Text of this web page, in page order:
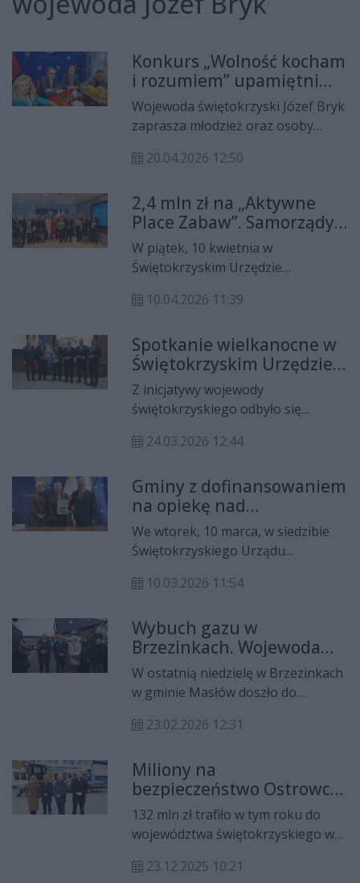
Konkurs „Wolność kocham
i rozumiem” upamiętni
wybory z 4 czerwca 1989
roku
Wojewoda świętokrzyski Józef Bryk
zaprasza młodzież oraz osoby
literacko-dziennikarskim „Wolność
na celu upamiętnienie
przełomowych wydarzeń z 4
czerwca 1989 roku – częściowo
wolnych wyborów
parlamentarnych, które
zapoczątkowały przemiany
20.04.2026 12:50
2,4 mln zł na „Aktywne
Place Zabaw”. Samorządy
podpisują umowy
W piątek, 10 kwietnia w
Świętokrzyskim Urzędzie
podpisanie umów w ramach
Place Zabaw”. Dokumenty
sygnował wojewoda Józef Bryk w
obecności przedstawicieli
samorządów.
10.04.2026 11:39
Spotkanie wielkanocne w
Świętokrzyskim Urzędzie
Wojewódzkim
Z inicjatywy wojewody
świętokrzyskiego odbyło się
Świętokrzyskim Urzędzie
udział przedstawiciele administracji
rządowej i samorządowej,
parlamentarzyści, reprezentanci
służb mundurowych oraz
dziennikarze.
24.03.2026 12:44
Gminy z dofinansowaniem
na opiekę nad
najmłodszymi
We wtorek, 10 marca, w siedzibie
Świętokrzyskiego Urządu
podpisanie umów na
placówek opieki nad dziećmi do lat
trzech. Dokumenty podpisał
wojewoda świętokrzyski Józef Bryk.
10.03.2026 11:54
Wybuch gazu w
Brzezinkach. Wojewoda
Józef Bryk odwiedził
poszkodowaną rodzinę
W ostatnią niedzielę w Brzezinkach
w gminie Masłów doszło do
całkowicie zniszczony został jeden z
tragedii pojawił się wojewoda
świętokrzyski Józef Bryk, który
spotkał się z poszkodowaną
rodziną i zadeklarował wsparcie
administracji rządowej.
23.02.2026 12:31
Miliony na
bezpieczeństwo Ostrowca
Świętokrzyskiego i
powiatu. Nowy sprzęt i
inwestycje w ochronę
mieszkańców
132 mln zł trafiło w tym roku do
województwa świętokrzyskiego w
ochronie ludności i obronie
23.12.2025 10:21